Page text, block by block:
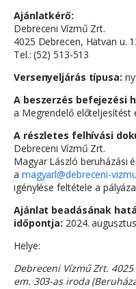
Ajánlatkérő:
Debreceni Vízmű Zrt.
4025 Debrecen, Hatvan u.
Tel.: (52) 513-513
Versenyeljárás típusa:
A beszerzés befejezési
a Megrendelő előteljesítést
A részletes felhívási
Debreceni Vízmű Zrt.
Magyar László beruházási
a magyarl@debreceni-
igénylése feltétele a
Ajánlat beadásának
időpontja: 2024.
Helye:
Debreceni Vízmű Zrt.
em. 303-as iroda